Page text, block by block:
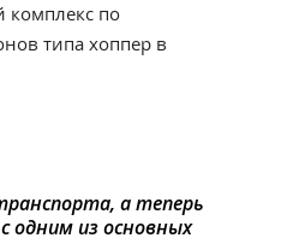
комплекс по
типа хоппер в
а теперь
из основных